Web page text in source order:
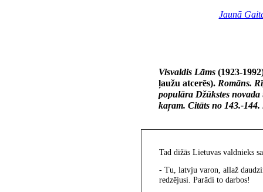
Jaunā
Visvaldis Lāms (1923-
ļaužu atcerēs). Romāns.
populāra Džūkstes
kaŗam. Citāts no 143.-144.
Tad dižās Lietuvas valdnieks
- Tu, latvju varon, allaž
redzējusi. Parādi to darbos!